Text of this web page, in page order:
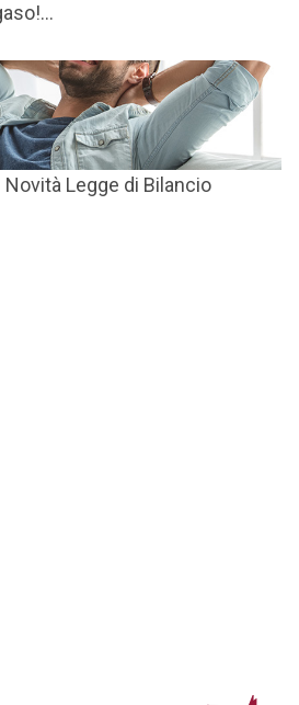
Legge di Bilancio